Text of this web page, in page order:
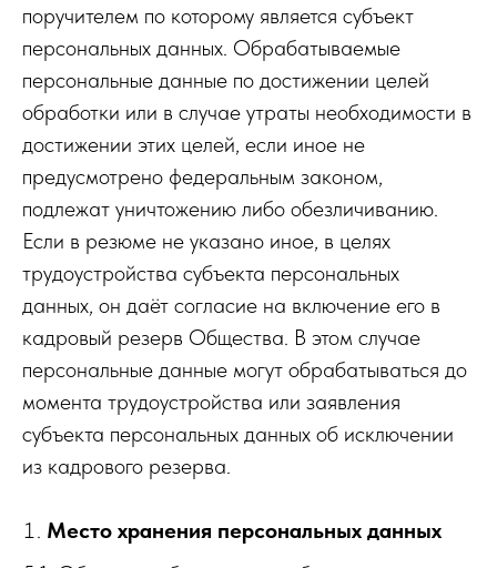
поручителем по которому является субъект
персональных данных. Обрабатываемые
персональные данные по достижении целей
обработки или в случае утраты необходимости в
достижении этих целей, если иное не
предусмотрено федеральным законом,
подлежат уничтожению либо обезличиванию.
Если в резюме не указано иное, в целях
трудоустройства субъекта персональных
данных, он даёт согласие на включение его в
кадровый резерв Общества. В этом случае
персональные данные могут обрабатываться до
момента трудоустройства или заявления
субъекта персональных данных об исключении
из кадрового резерва.
Место хранения персональных данных